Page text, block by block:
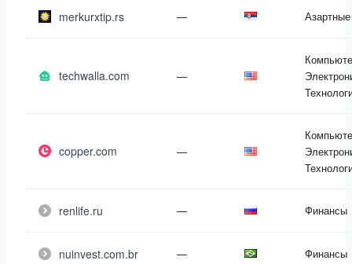
merkurxtip.rs —
techwalla.com —
copper.com —
renlife.ru — Финансы
nuinvest.com.br — Финансы